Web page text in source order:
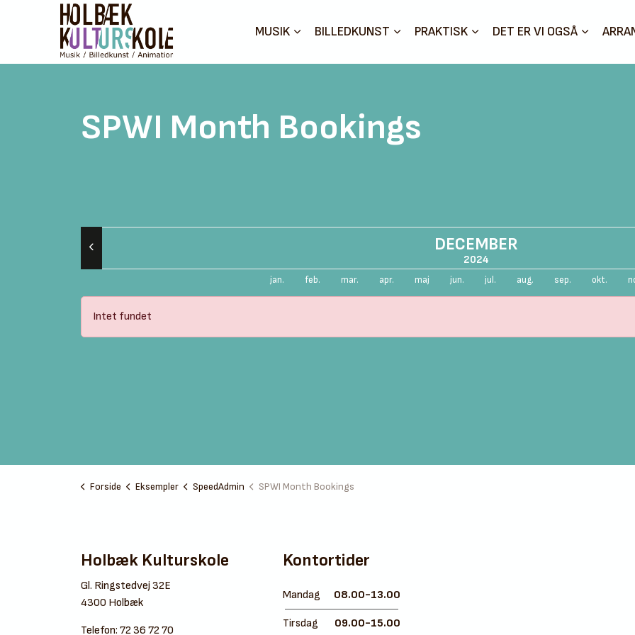
MUSIK BILLEDKUNST PRAKTISK DET ER VI OGSÅ
SPWI Month Bookings
DECEMBER
2024
jan. feb. mar. apr. maj jun. jul. aug. sep. okt.
Intet fundet
Forside Eksempler SpeedAdmin SPWI Month Bookings
Holbæk Kulturskole
Gl. Ringstedvej 32E
4300 Holbæk
Telefon: 72 36 72 70
Kontortider
Mandag 08.00-13.00
Tirsdag 09.00-15.00